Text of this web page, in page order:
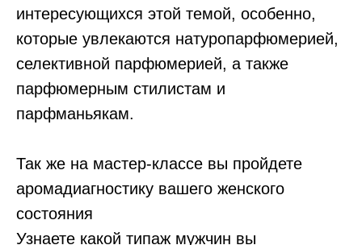
интересующихся этой темой, особенно,
которые увлекаются натуропарфюмерией,
селективной парфюмерией, а также
парфюмерным стилистам и
парфманьякам.⠀
Так же на мастер-классе вы пройдете
аромадиагностику вашего женского
состояния
Узнаете какой типаж мужчин вы